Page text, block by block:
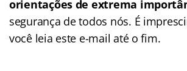
orientações de extrema
segurança de todos nós. É
você leia este e-mail até o fim.